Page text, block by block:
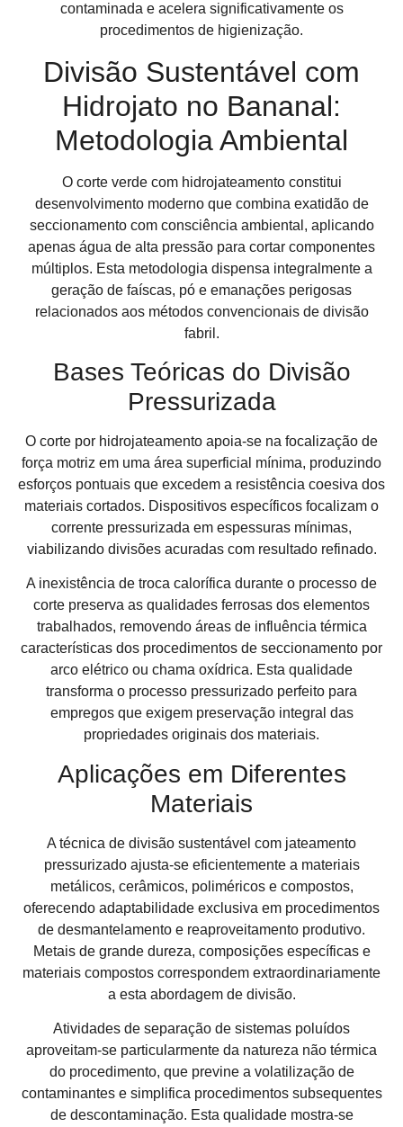
contaminada e acelera significativamente os
procedimentos de higienização.
Divisão Sustentável com
Hidrojato no Bananal:
Metodologia Ambiental
O corte verde com hidrojateamento constitui
desenvolvimento moderno que combina exatidão de
seccionamento com consciência ambiental, aplicando
apenas água de alta pressão para cortar componentes
múltiplos. Esta metodologia dispensa integralmente a
geração de faíscas, pó e emanações perigosas
relacionados aos métodos convencionais de divisão
fabril.
Bases Teóricas do Divisão
Pressurizada
O corte por hidrojateamento apoia-se na focalização de
força motriz em uma área superficial mínima, produzindo
esforços pontuais que excedem a resistência coesiva dos
materiais cortados. Dispositivos específicos focalizam o
corrente pressurizada em espessuras mínimas,
viabilizando divisões acuradas com resultado refinado.
A inexistência de troca calorífica durante o processo de
corte preserva as qualidades ferrosas dos elementos
trabalhados, removendo áreas de influência térmica
características dos procedimentos de seccionamento por
arco elétrico ou chama oxídrica. Esta qualidade
transforma o processo pressurizado perfeito para
empregos que exigem preservação integral das
propriedades originais dos materiais.
Aplicações em Diferentes
Materiais
A técnica de divisão sustentável com jateamento
pressurizado ajusta-se eficientemente a materiais
metálicos, cerâmicos, poliméricos e compostos,
oferecendo adaptabilidade exclusiva em procedimentos
de desmantelamento e reaproveitamento produtivo.
Metais de grande dureza, composições específicas e
materiais compostos correspondem extraordinariamente
a esta abordagem de divisão.
Atividades de separação de sistemas poluídos
aproveitam-se particularmente da natureza não térmica
do procedimento, que previne a volatilização de
contaminantes e simplifica procedimentos subsequentes
de descontaminação. Esta qualidade mostra-se